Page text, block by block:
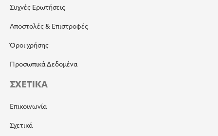
Συχνές Ερωτήσεις
Αποστολές & Επιστροφές
Όροι χρήσης
Προσωπικά Δεδομένα
ΣΧΕΤΙΚΑ
Επικοινωνία
Σχετικά